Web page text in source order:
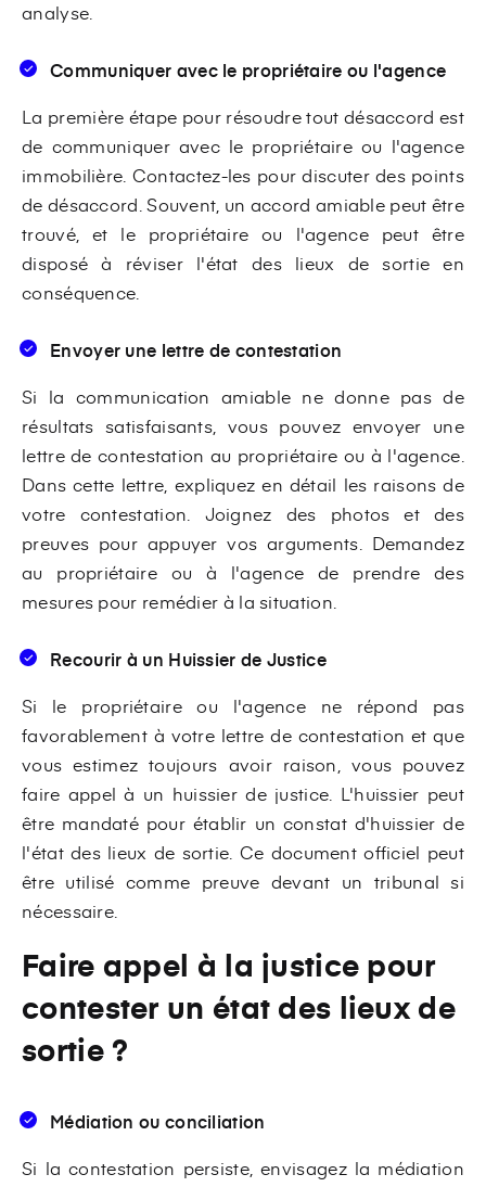
analyse.
Communiquer avec le propriétaire ou l'agence
La première étape pour résoudre tout désaccord est
de communiquer avec le propriétaire ou l'agence
immobilière. Contactez-les pour discuter des points
de désaccord. Souvent, un accord amiable peut être
trouvé, et le propriétaire ou l'agence peut être
disposé à réviser l'état des lieux de sortie en
conséquence.
Envoyer une lettre de contestation
Si la communication amiable ne donne pas de
résultats satisfaisants, vous pouvez envoyer une
lettre de contestation au propriétaire ou à l'agence.
Dans cette lettre, expliquez en détail les raisons de
votre contestation. Joignez des photos et des
preuves pour appuyer vos arguments. Demandez
au propriétaire ou à l'agence de prendre des
mesures pour remédier à la situation.
Recourir à un Huissier de Justice
Si le propriétaire ou l'agence ne répond pas
favorablement à votre lettre de contestation et que
vous estimez toujours avoir raison, vous pouvez
faire appel à un huissier de justice. L'huissier peut
être mandaté pour établir un constat d'huissier de
l'état des lieux de sortie. Ce document officiel peut
être utilisé comme preuve devant un tribunal si
nécessaire.
Faire appel à la justice pour
contester un état des lieux de
sortie ?
Médiation ou conciliation
Si la contestation persiste, envisagez la médiation